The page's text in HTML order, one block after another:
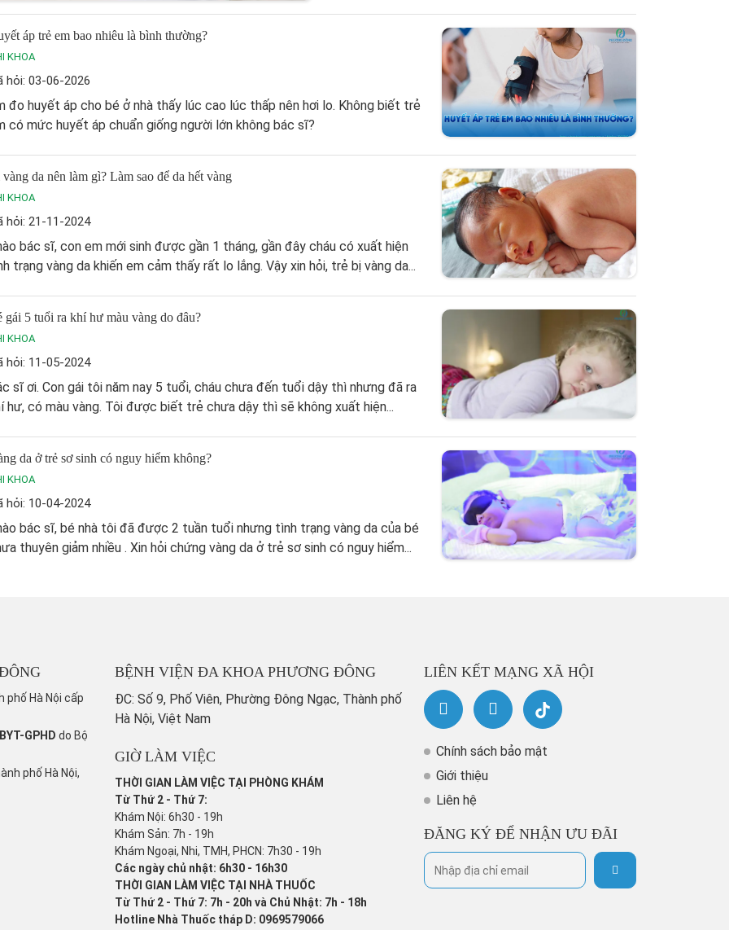
áp trẻ em bao nhiêu là bình thường?
KHOA
hỏi: 03-06-2026
đo huyết áp cho bé ở nhà thấy lúc cao lúc thấp nên hơi lo. Không biết trẻ
có mức huyết áp chuẩn giống người lớn không bác sĩ?
da nên làm gì? Làm sao để da hết vàng
KHOA
hỏi: 21-11-2024
bác sĩ, con em mới sinh được gần 1 tháng, gần đây cháu có xuất hiện
trạng vàng da khiến em cảm thấy rất lo lắng. Vậy xin hỏi, trẻ bị vàng da...
gái 5 tuổi ra khí hư màu vàng do đâu?
KHOA
hỏi: 11-05-2024
sĩ ơi. Con gái tôi năm nay 5 tuổi, cháu chưa đến tuổi dậy thì nhưng đã ra
hư, có màu vàng. Tôi được biết trẻ chưa dậy thì sẽ không xuất hiện...
da ở trẻ sơ sinh có nguy hiểm không?
KHOA
hỏi: 10-04-2024
bác sĩ, bé nhà tôi đã được 2 tuần tuổi nhưng tình trạng vàng da của bé
thuyên giảm nhiều . Xin hỏi chứng vàng da ở trẻ sơ sinh có nguy hiểm...
Hà Nội cấp
GPHD do Bộ
phố Hà Nội,
BỆNH VIỆN ĐA KHOA PHƯƠNG ĐÔNG
ĐC: Số 9, Phố Viên, Phường Đông Ngạc, Thành phố
Hà Nội, Việt Nam
GIỜ LÀM VIỆC
THỜI GIAN LÀM VIỆC TẠI PHÒNG KHÁM
Từ Thứ 2 - Thứ 7:
Khám Nội: 6h30 - 19h
Khám Sản: 7h - 19h
Khám Ngoại, Nhi, TMH, PHCN: 7h30 - 19h
Các ngày chủ nhật: 6h30 - 16h30
THỜI GIAN LÀM VIỆC TẠI NHÀ THUỐC
Từ Thứ 2 - Thứ 7: 7h - 20h và Chủ Nhật: 7h - 18h
Hotline Nhà Thuốc tháp D: 0969579066
LIÊN KẾT MẠNG XÃ HỘI
Chính sách bảo mật
Giới thiệu
Liên hệ
ĐĂNG KÝ ĐỂ NHẬN ƯU ĐÃI